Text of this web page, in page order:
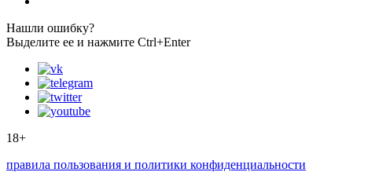
Нашли ошибку?
Выделите ее и нажмите Ctrl+Enter
18+
правила пользования и политики конфиденциальности